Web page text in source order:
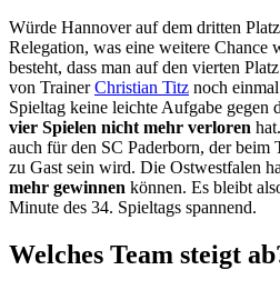
Würde Hannover auf dem dritten
Relegation, was eine weitere Chance
besteht, dass man auf den vierten
von TrainerChristian Titz noch
Spieltag keine leichte Aufgabe gegen
vier Spielen nicht mehr verloren
auch für den SC Paderborn, der beim
zu Gast sein wird. Die Ostwestfalen
mehr gewinnen können. Es bleibt
Minute des 34. Spieltags spannend.
Welches Team steigt